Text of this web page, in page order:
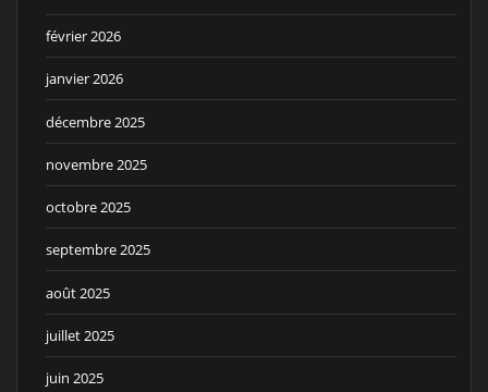
février 2026
janvier 2026
décembre 2025
novembre 2025
octobre 2025
septembre 2025
août 2025
juillet 2025
juin 2025